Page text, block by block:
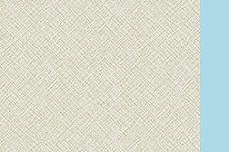
(Calathea
picturata (Linden)
K.Kosh & Linden
cv.Vandenheckei)
วาทะเตือนใจเก็บมา
จากโลก
อินเทอร์เน็ต
ไม้มงคลที่พอมี ว่าน
เศรษฐีก้านทอง,